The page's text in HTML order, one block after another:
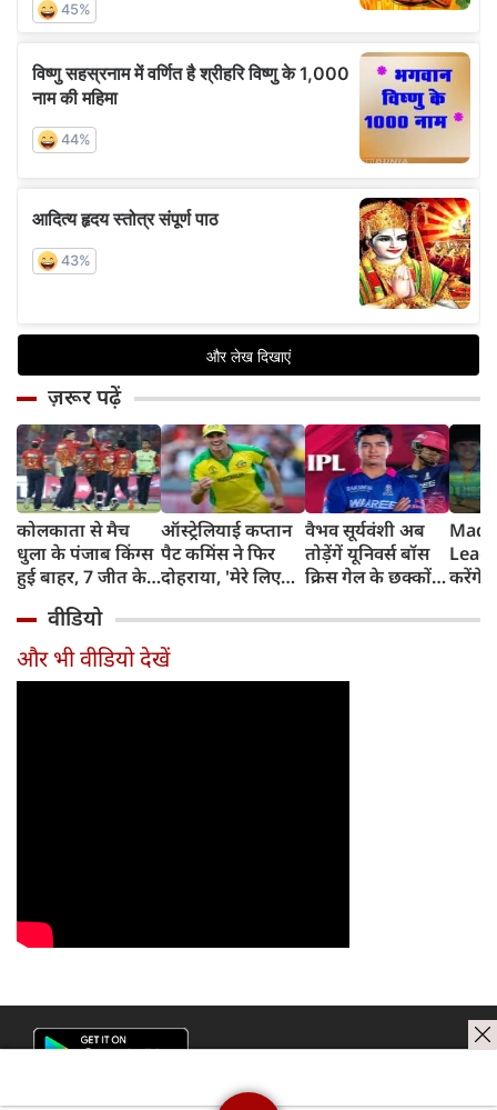
ज़रूर पढ़ें
कोलकाता से मैच
धुला के पंजाब किंग्स
हुई बाहर, 7 जीत के
ऑस्ट्रेलियाई कप्तान
पैट कमिंस ने फिर
दोहराया, 'मेरे लिए
वैभव सूर्यवंशी अब
तोड़ेंगें यूनिवर्स बॉस
क्रिस गेल के छक्कों
करेंगे
टीम में
वीडियो
और भी वीडियो देखें